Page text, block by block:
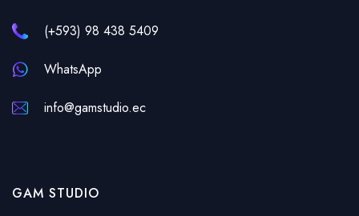
(+593) 98 438 5409
WhatsApp
info@gamstudio.ec
GAM STUDIO